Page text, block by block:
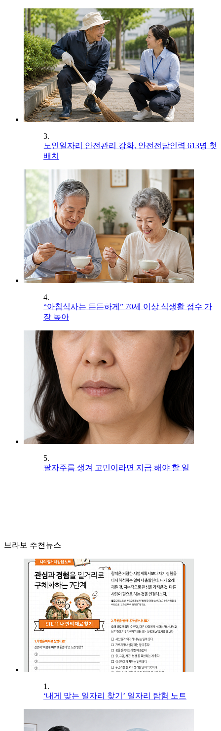
3.
노인일자리 안전관리 강화, 안전전담인력 613명 첫
배치
4.
“아침식사는 든든하게” 70세 이상 식생활 점수 가
장 높아
5.
팔자주름 생겨 고민이라면 지금 해야 할 일
브라보 추천뉴스
1.
‘내게 맞는 일자리 찾기’ 일자리 탐험 노트